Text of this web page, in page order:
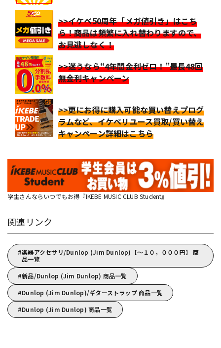
>>イケベ50周年「メガ値引き」はこち
ら！商品は頻繁に入れ替わりますので、
お見逃しなく！
>>迷うなら“4年間金利ゼロ！”最長48回
無金利キャンペーン
>>更にお得に購入可能な買い替えプログ
ラムなど、イケベリユース買取/買い替え
キャンペーン詳細はこちら
学生さんならいつでもお得『IKEBE MUSIC CLUB Student』
関連リンク
楽器アクセサリ/Dunlop (Jim Dunlop)【～１０，０００円】 商
品一覧
新品/Dunlop (Jim Dunlop) 商品一覧
Dunlop (Jim Dunlop)/ギターストラップ 商品一覧
Dunlop (Jim Dunlop) 商品一覧